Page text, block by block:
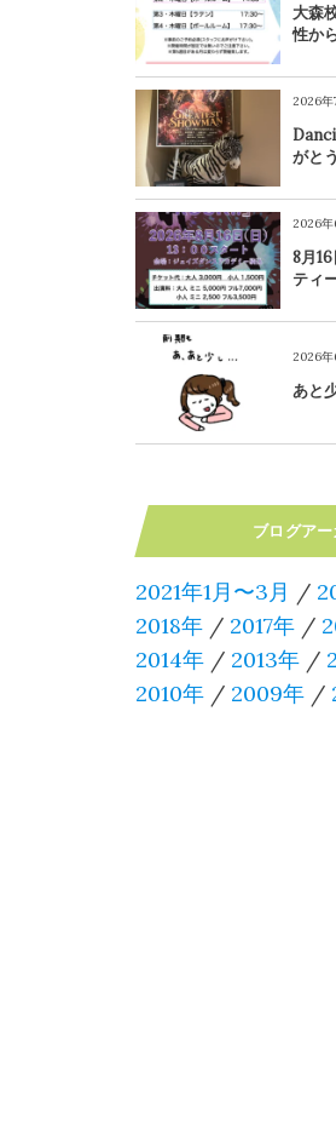
大森
性か
2026年
がと
2026年
8月
ティ
2026年
あと
ブログア
2021年1月〜3月 /
2018年 / 2017年 /
2014年 / 2013年 /
2010年 / 2009年 /